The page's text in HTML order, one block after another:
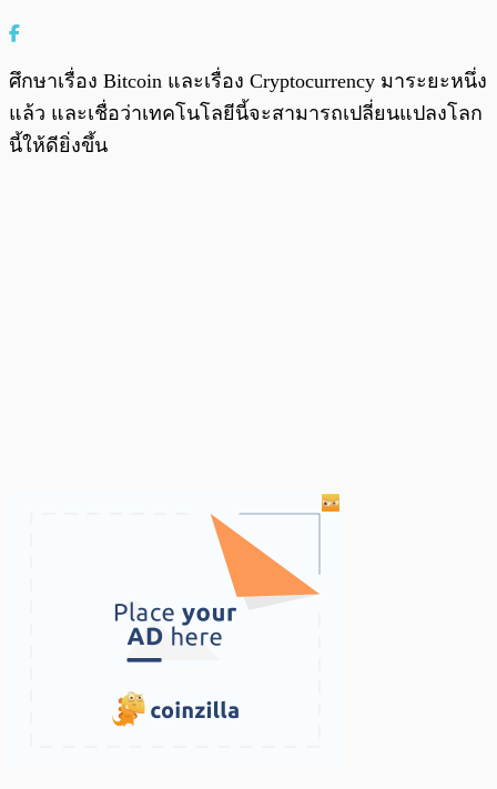
ศึกษาเรื่อง Bitcoin และเรื่อง Cryptocurrency มาระยะหนึ่ง
แล้ว และเชื่อว่าเทคโนโลยีนี้จะสามารถเปลี่ยนแปลงโลก
นี้ให้ดียิ่งขึ้น